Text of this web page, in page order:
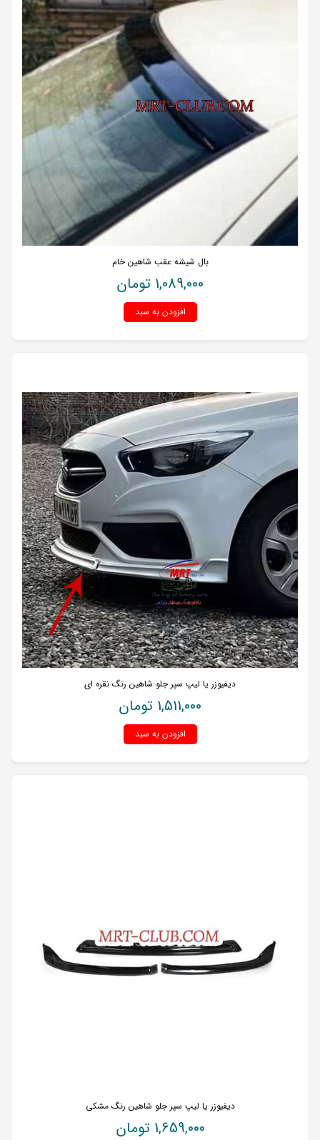
بال شیشه عقب شاهین خام
1,089,000 تومان
افزودن به سبد
دیفیوزر یا لیپ سپر جلو شاهین رنگ نقره ای
1,511,000 تومان
افزودن به سبد
دیفیوزر یا لیپ سپر جلو شاهین رنگ مشکی
1,659,000 تومان